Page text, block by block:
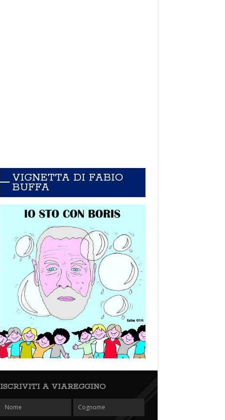
VIGNETTA DI FABIO
BUFFA
ISCRIVITI A VIAREGGINO